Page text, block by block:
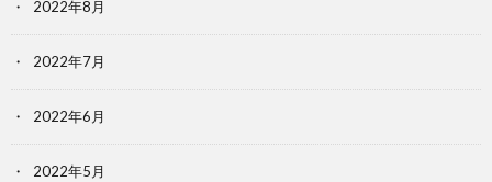
2022年8月
2022年7月
2022年6月
2022年5月